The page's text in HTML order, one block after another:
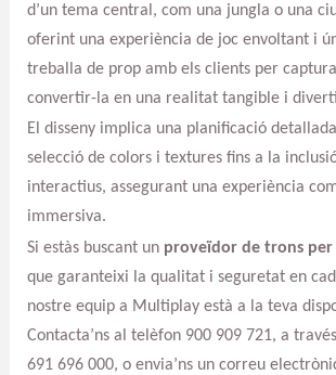
d’un tema central, com una jungla o una
oferint una experiència de joc envoltant i
treballa de prop amb els clients per
convertir-la en una realitat tangible i
El disseny implica una planificació
selecció de colors i textures fins a la
interactius, assegurant una experiència
immersiva.
Si estàs buscant un proveïdor de trons per
que garanteixi la qualitat i seguretat en
nostre equip a Multiplay està a la teva
Contacta’ns al telèfon 900 909 721, a
691 696 000, o envia’ns un correu